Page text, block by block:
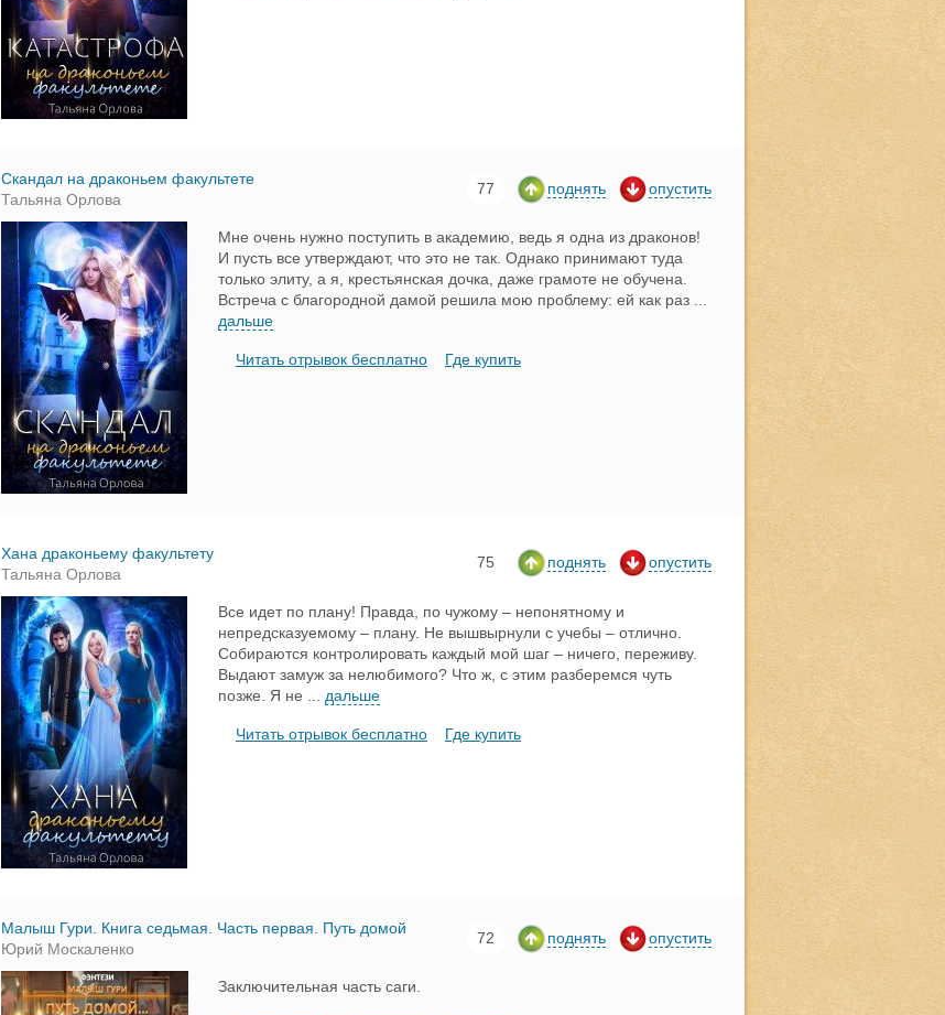
Скандал на драконьем факультете
Тальяна Орлова
77 поднять опустить
Мне очень нужно поступить в академию, ведь я одна из драконов!
И пусть все утверждают, что это не так. Однако принимают туда
только элиту, а я, крестьянская дочка, даже грамоте не обучена.
Встреча с благородной дамой решила мою проблему: ей как раз
дальше
Читать отрывок бесплатно Где купить
Хана драконьему факультету
Тальяна Орлова
75 поднять опустить
Все идет по плану! Правда, по чужому – непонятному и
непредсказуемому – плану. Не вышвырнули с учебы – отлично.
Собираются контролировать каждый мой шаг – ничего, переживу.
Выдают замуж за нелюбимого? Что ж, с этим разберемся чуть
позже. Я не
дальше
Читать отрывок бесплатно Где купить
Малыш Гури. Книга седьмая. Часть первая. Путь домой
Юрий Москаленко
72 поднять опустить
Заключительная часть саги.